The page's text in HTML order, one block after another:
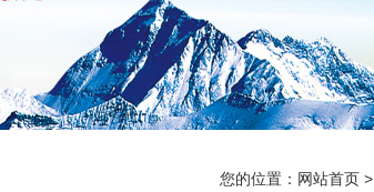
您的位置： 网站首页 >